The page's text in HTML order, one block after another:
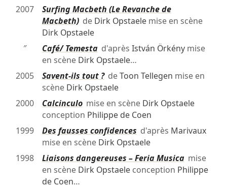
2007
Surfing Macbeth (Le Revanche de
Macbeth)de Dirk Opstaelemise en scène
Dirk Opstaele
″
Café/ Temestad'après István Örkénymise
en scène Dirk Opstaele…
2005
Savent-ils tout ?deToon Tellegen mise en
scène Dirk Opstaele
2000
Calcinculomise en scène Dirk Opstaele
conception Philippe de Coen
1999
Des fausses confidences d'après Marivaux
mise en scène Dirk Opstaele
1998
Liaisons dangereuses – Feria Musicamise
en scène Dirk Opstaeleconception Philippe
de Coen…